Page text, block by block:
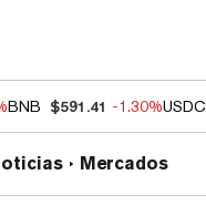
BNB $591.41 -1.30%USDC
Mercados